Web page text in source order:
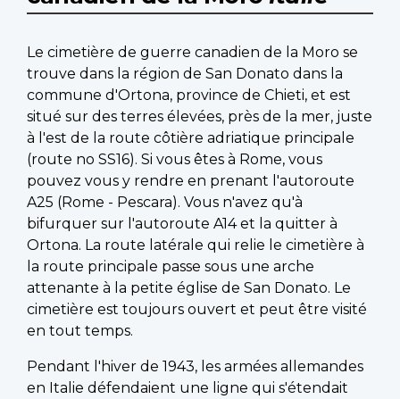
Le cimetière de guerre canadien de la Moro se
trouve dans la région de San Donato dans la
commune d'Ortona, province de Chieti, et est
situé sur des terres élevées, près de la mer, juste
à l'est de la route côtière adriatique principale
(route no SS16). Si vous êtes à Rome, vous
pouvez vous y rendre en prenant l'autoroute
A25 (Rome - Pescara). Vous n'avez qu'à
bifurquer sur l'autoroute A14 et la quitter à
Ortona. La route latérale qui relie le cimetière à
la route principale passe sous une arche
attenante à la petite église de San Donato. Le
cimetière est toujours ouvert et peut être visité
en tout temps.
Pendant l'hiver de 1943, les armées allemandes
en Italie défendaient une ligne qui s'étendait